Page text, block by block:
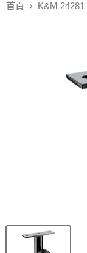
首頁 K&M